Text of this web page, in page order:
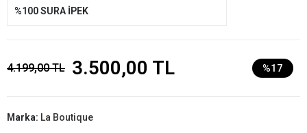
%100 SURA İPEK
4.199,00 TL 3.500,00 TL %17
Marka: La Boutique